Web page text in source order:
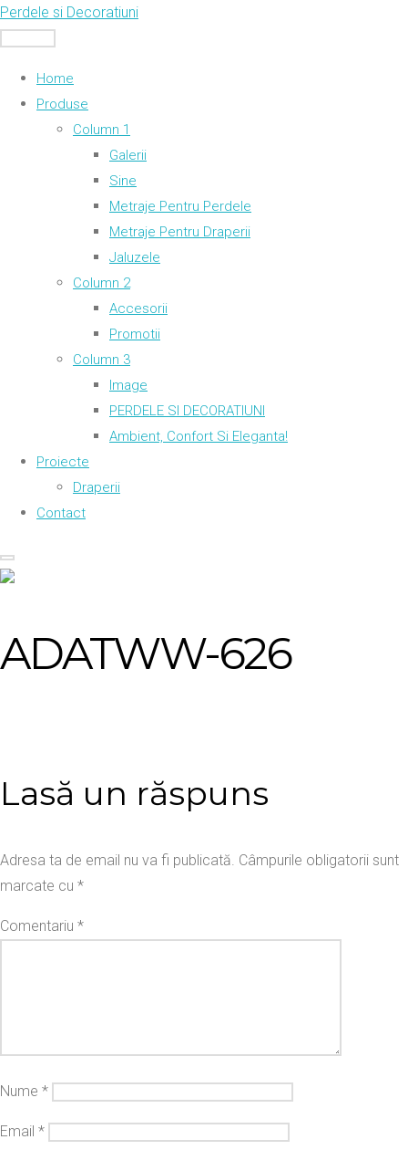
Skip
to
Perdele si Decoratiuni
Home
Produse
Column 1
Galerii
Sine
Metraje Pentru Perdele
Metraje Pentru Draperii
Jaluzele
Column 2
Accesorii
Promotii
Column 3
Image
PERDELE SI DECORATIUNI
Ambient, Confort Si Eleganta!
Proiecte
Draperii
Contact
ADATWW-626
Lasă un răspuns
Adresa ta de email nu va fi publicată. Câmpurile obligatorii sunt
marcate cu *
Comentariu *
Nume *
Email *